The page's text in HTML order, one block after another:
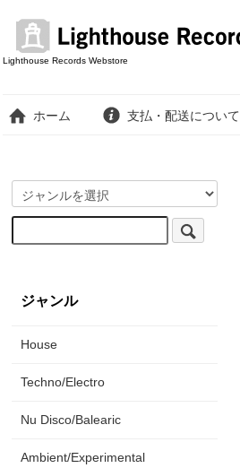
Lighthouse Records Webstore
ホーム 支払・配送について
ジャンル
House
Techno/Electro
Nu Disco/Balearic
Ambient/Experimental